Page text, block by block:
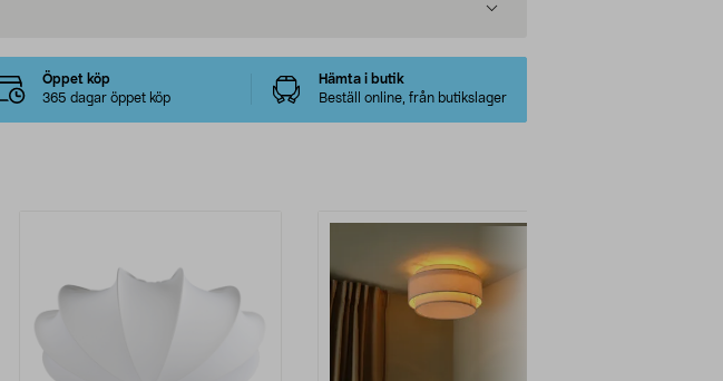
Öppet köp
365 dagar öppet köp
Hämta i butik
Beställ online, från butikslager